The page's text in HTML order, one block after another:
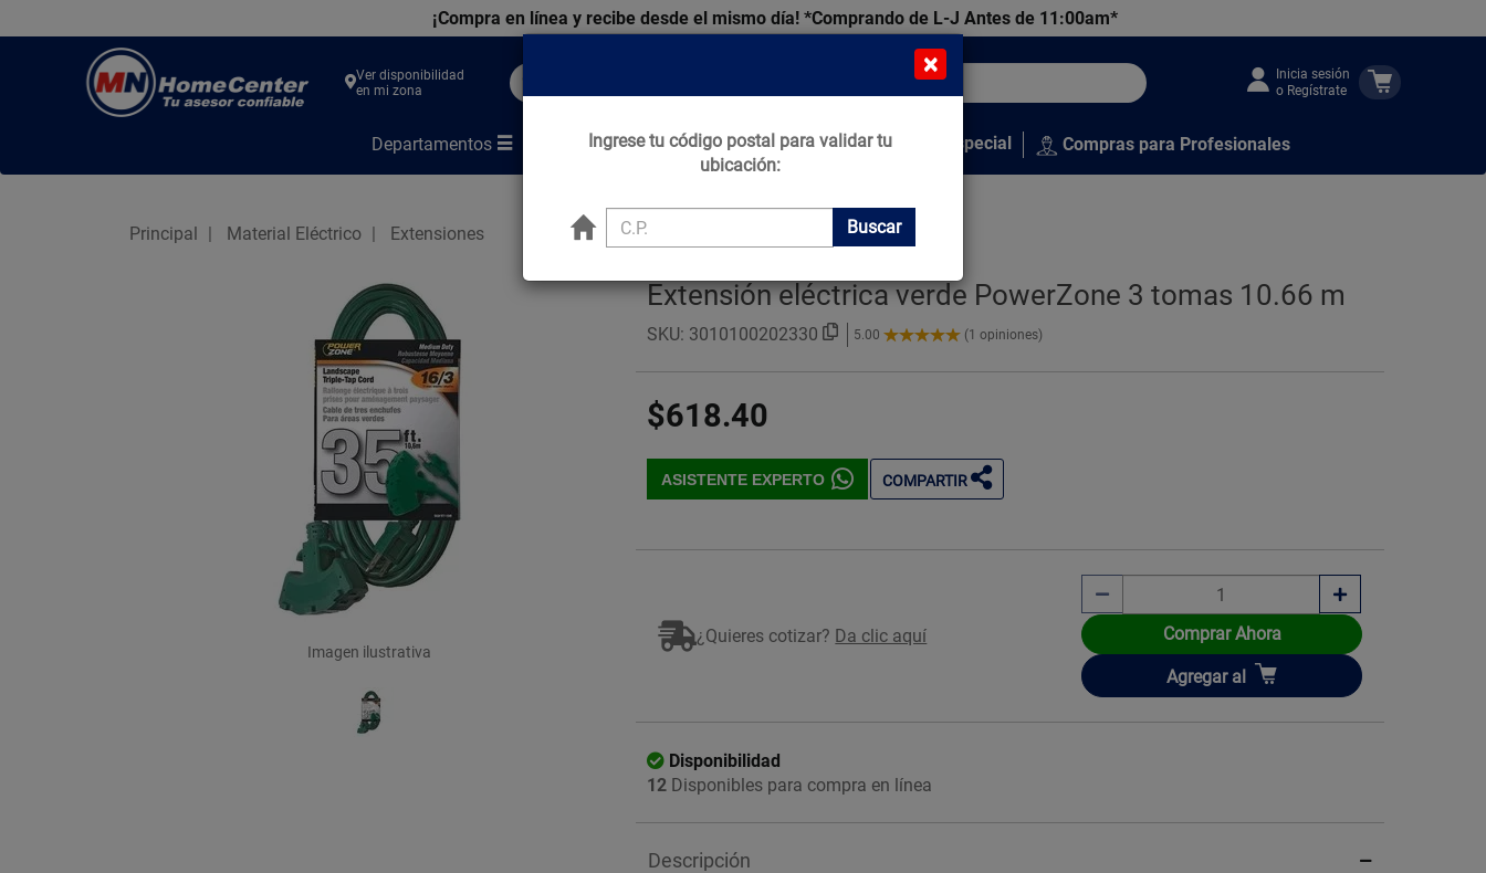
¡Compra en línea y recibe desde el mismo día! *Comprando de L-J Antes de 11:00am*
Center
Ver disponibilidad
en mi zona
Inicia sesión
o Regístrate
Departamentos Marcas Tips que Construyen Venta Especial Compras para Profesionales
Principal Material Eléctrico Extensiones
Imagen ilustrativa
Extensión eléctrica verde PowerZone 3 tomas 10.66 m
SKU: 3010100202330 5.00
5.00
(1 opiniones)
$618.40
ASISTENTE EXPERTO COMPARTIR
¿Quieres cotizar? Da clic aquí
Comprar Ahora
Añadir
Agregar al
Disponibilidad
12 Disponibles para compra en línea
Descripción
×
Ingrese tu código postal para validar tu
ubicación:
Buscar